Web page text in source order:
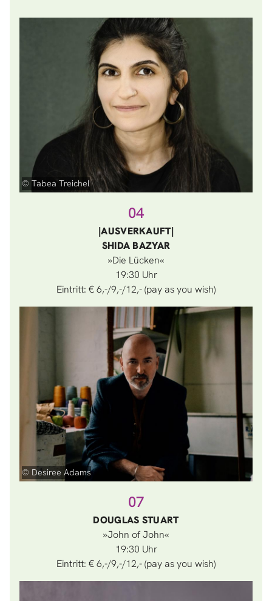
© Tabea Treichel
04
|AUSVERKAUFT|
SHIDA BAZYAR
»Die Lücken«
19:30
Eintritt: € 6,-/9,-/12,- (pay as you wish)
© Desiree Adams
07
DOUGLAS STUART
»John of John«
19:30
Eintritt: € 6,-/9,-/12,- (pay as you wish)